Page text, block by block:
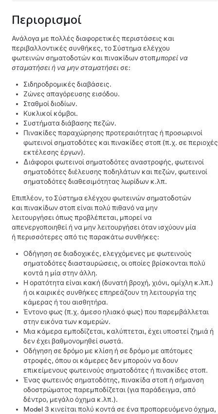
Περιορισμοί
Ανάλογα με πολλές διαφορετικές περιστάσεις και
περιβαλλοντικές συνθήκες, το Σύστημα ελέγχου
φωτεινών σηματοδοτών και πινακίδων στοπμπορεί να
σταματήσει ή να μην σταματήσει σε:
Σιδηροδρομικές διαβάσεις.
Ζώνες απαγόρευσης εισόδου.
Σταθμοί διοδίων.
Κυκλικοί κόμβοι.
Συστήματα διάβασης πεζών.
Πινακίδες παραχώρησης προτεραιότητας ή προσωρινοί
φωτεινοί σηματοδότες και πινακίδες στοπ (π.χ. σε περιοχές
εκτέλεσης έργων).
Διάφοροι φωτεινοί σηματοδότες αναστροφής, φωτεινοί
σηματοδότες διέλευσης ποδηλάτων και πεζών, φωτεινοί
σηματοδότες διαθεσιμότητας λωρίδων κ.λπ.
Επιπλέον, το Σύστημα ελέγχου φωτεινών σηματοδοτών
και πινακίδων στοπείναι πολύ πιθανό να μην
λειτουργήσει όπως προβλέπεται, μπορεί να
απενεργοποιηθεί ή να μην λειτουργήσει όταν ισχύουν μία
ή περισσότερες από τις παρακάτω συνθήκες:
Οδήγηση σε διαδοχικές, ελεγχόμενες με φωτεινούς
σηματοδότες διασταυρώσεις, οι οποίες βρίσκονται πολύ
κοντά η μία στην άλλη.
Η ορατότητα είναι κακή (δυνατή βροχή, χιόνι, ομίχλη κ.λπ.)
ή οι καιρικές συνθήκες επηρεάζουν τη λειτουργία της
κάμερας ή του αισθητήρα.
Έντονο φως (π.χ. άμεσο ηλιακό φως) που παρεμβάλλεται
στην εικόνα των καμερών.
Μια κάμερα εμποδίζεται, καλύπτεται, έχει υποστεί ζημιά ή
δεν έχει βαθμονομηθεί σωστά.
Οδήγηση σε δρόμο με κλίση ή σε δρόμο με απότομες
στροφές, όπου οι κάμερες δεν μπορούν να δουν
επικείμενους φωτεινούς σηματοδότες ή πινακίδες στοπ.
Ένας φωτεινός σηματοδότης, πινακίδα στοπ ή σήμανση
οδοστρώματος παρεμποδίζεται (για παράδειγμα, από
δέντρο, μεγάλο όχημα κ.λπ.).
Model 3 κινείται πολύ κοντά σε ένα προπορευόμενο όχημα,